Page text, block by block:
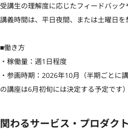
受講生の理解度に応じたフィードバック
講義時間は、平日夜間、または土曜日を
■働き方
・稼働量：週1日程度
・参画時期：2026年10月（半期ごとに
の講座は6月初旬には決定する予定です）
関わるサービス・プロダクト